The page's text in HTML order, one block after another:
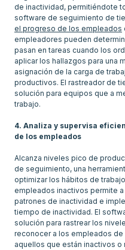
de inactividad, permitiéndote
software de seguimiento de
el progreso de los empleados
empleadores pueden
pasan en tareas cuando los
aplicar los hallazgos para una
asignación de la carga de
productivos. El rastreador de
solución para equipos que a
trabajo.
4. Analiza y supervisa
de los empleados
Alcanza niveles pico de
de seguimiento, una
optimizar los hábitos de
empleados inactivos permite
patrones de inactividad e
tiempo de inactividad. El
solución para rastrear los
reconocer a los empleados de
aquellos que están inactivos o